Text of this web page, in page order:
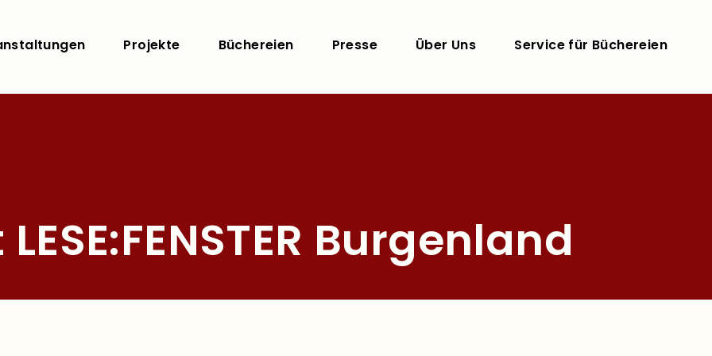
Projekte Büchereien Presse Über Uns Service für Büchereien
Burgenland